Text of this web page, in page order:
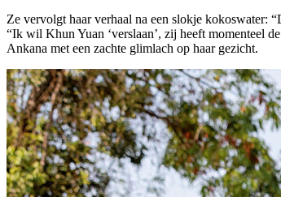
Ze vervolgt haar verhaal na een slokje kokoswater:
“Ik wil Khun Yuan ‘verslaan’, zij heeft momenteel
Ankana met een zachte glimlach op haar gezicht.